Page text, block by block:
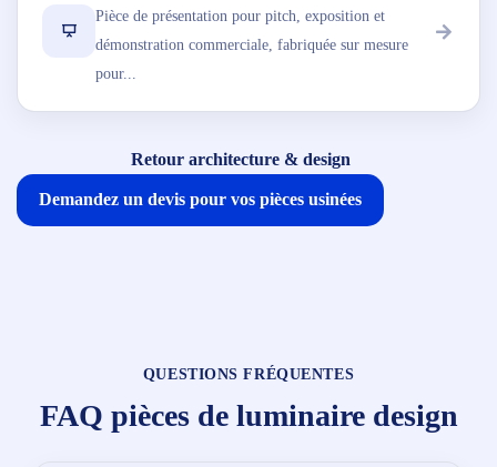
Pièce de présentation pour pitch, exposition et
démonstration commerciale, fabriquée sur mesure
pour...
Retour architecture & design
Demandez un devis pour vos pièces usinées
QUESTIONS FRÉQUENTES
FAQ pièces de luminaire design